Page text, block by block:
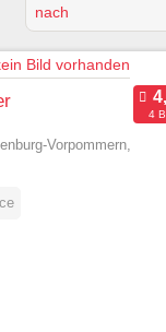
nach
4
Vorpommern,